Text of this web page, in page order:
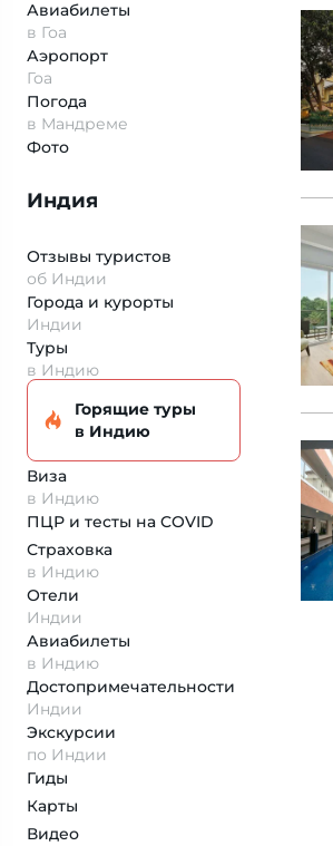
Авиабилеты
в Гоа
Аэропорт
Гоа
Погода
в Мандреме
Фото
Индия
Отзывы туристов
об Индии
Города и курорты
Индии
Туры
в Индию
Горящие туры
в Индию
Виза
в Индию
ПЦР и тесты на COVID
Страховка
в Индию
Отели
Индии
Авиабилеты
в Индию
Достопримеча­тельности
Индии
Экскурсии
по Индии
Гиды
Карты
Видео